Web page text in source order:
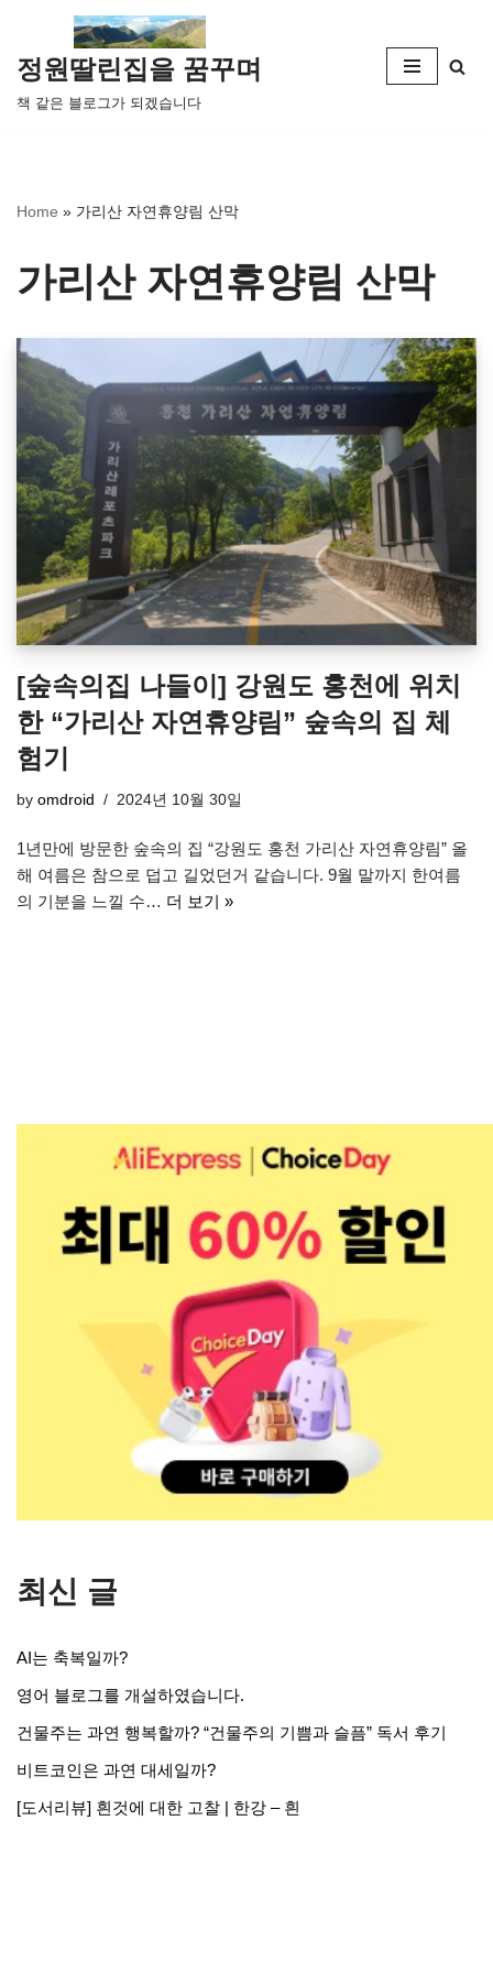
콘
텐
츠
뛰
정원딸린집을 꿈꾸며
책 같은 블로그가 되겠습니다
Home » 가리산 자연휴양림 산막
가리산 자연휴양림 산막
[숲속의집 나들이] 강원도 홍천에 위치
한 “가리산 자연휴양림” 숲속의 집 체
험기
by omdroid 2024년 10월 30일
1년만에 방문한 숲속의 집 “강원도 홍천 가리산 자연휴양림” 올
해 여름은 참으로 덥고 길었던거 같습니다. 9월 말까지 한여름
의 기분을 느낄 수… 더 보기 »
최신 글
AI는 축복일까?
영어 블로그를 개설하였습니다.
건물주는 과연 행복할까? “건물주의 기쁨과 슬픔” 독서 후기
비트코인은 과연 대세일까?
[도서리뷰] 흰것에 대한 고찰 | 한강 – 흰